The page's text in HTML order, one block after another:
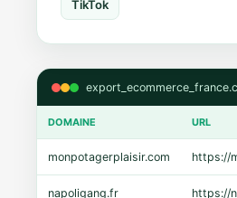
TikTok
DOMAINE URL
monpotagerplaisir.com https://
napoligang.fr https://